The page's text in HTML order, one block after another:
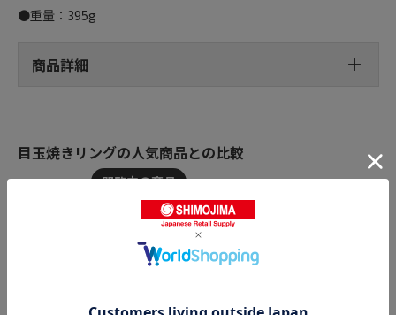
●重量：395g
商品詳細
目玉焼きリングの人気商品との比較